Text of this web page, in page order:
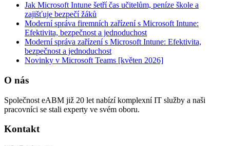
Jak Microsoft Intune šetří čas učitelům, peníze škole a
zajišťuje bezpečí žáků
Moderní správa firemních zařízení s Microsoft Intune:
Efektivita, bezpečnost a jednoduchost
Moderní správa zařízení s Microsoft Intune: Efektivita,
bezpečnost a jednoduchost
Novinky v Microsoft Teams [květen 2026]
O nás
Společnost eABM již 20 let nabízí komplexní IT služby a naši
pracovníci se stali experty ve svém oboru.
Kontakt